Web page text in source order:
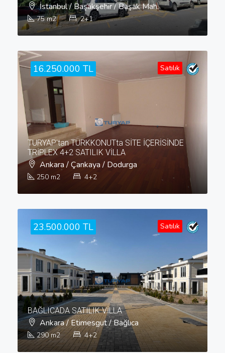
75 m2 2+1
İstanbul / Başakşehir / Başak Mah.
16.250.000 TL Satılık
TURYAP'tan TÜRKKONUTta SİTE İÇERİSİNDE
TRİPLEX 4+2 SATILIK VİLLA
250 m2 4+2
Ankara / Çankaya / Dodurga
23.500.000 TL Satılık
BAĞLICADA SATILIK VİLLA
290 m2 4+2
Ankara / Etimesgut / Bağlıca